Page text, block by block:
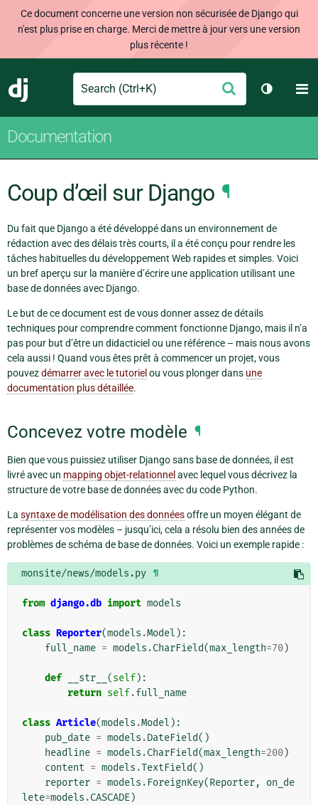
Ce document concerne une version non sécurisée de Django qui
n'est plus prise en charge. Merci de mettre à jour vers une version
plus récente !
Django
Search Envoyer
Changer
Documentation
Coup d’œil sur Django ¶
Du fait que Django a été développé dans un environnement de
rédaction avec des délais très courts, il a été conçu pour rendre les
tâches habituelles du développement Web rapides et simples. Voici
un bref aperçu sur la manière d’écrire une application utilisant une
base de données avec Django.
Le but de ce document est de vous donner assez de détails
techniques pour comprendre comment fonctionne Django, mais il n’a
pas pour but d’être un didacticiel ou une référence – mais nous avons
cela aussi ! Quand vous êtes prêt à commencer un projet, vous
pouvezdémarrer avec le tutorielou vous plonger dans une
documentation plus détaillée.
Concevez votre modèle ¶
Bien que vous puissiez utiliser Django sans base de données, il est
livré avec un mapping objet-relationnel avec lequel vous décrivez la
structure de votre base de données avec du code Python.
La syntaxe de modélisation des donnéesoffre un moyen élégant de
représenter vos modèles – jusqu’ici, cela a résolu bien des années de
problèmes de schéma de base de données. Voici un exemple rapide :
monsite/news/models.py ¶
from django.db import models
class Reporter(models .Model ):
full_name = models .CharField(max_length=70)
def __str__ (self):
return self.full_name
class Article(models .Model ):
pub_date = models .DateField()
headline = models .CharField(max_length=200)
content = models .TextField()
reporter = models . ForeignKey(Reporter,
on_de
lete=models .CASCADE)